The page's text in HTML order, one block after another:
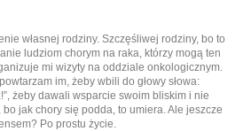
własnej rodziny. Szczęśliwej rodziny, bo to
ludziom chorym na raka, którzy mogą ten
mi wizyty na oddziale onkologicznym.
im, żeby wbili do głowy słowa:
żeby dawali wsparcie swoim bliskim i nie
jak chory się podda, to umiera. Ale jeszcze
Po prostu życie.